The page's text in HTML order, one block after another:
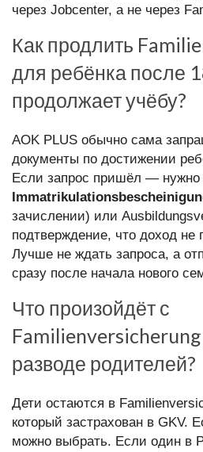
через Jobcenter, а не через
Как продлить
для ребёнка после
продолжает учёбу?
AOK PLUS обычно сама
документы по достижении
Если запрос пришёл — нужно
зачислении) или
подтверждение, что доход не
Лучше не ждать запроса, а
сразу после начала нового
Что произойдёт с
разводе родителей?
Дети остаются в
который застрахован в GKV.
можно выбрать. Если один в